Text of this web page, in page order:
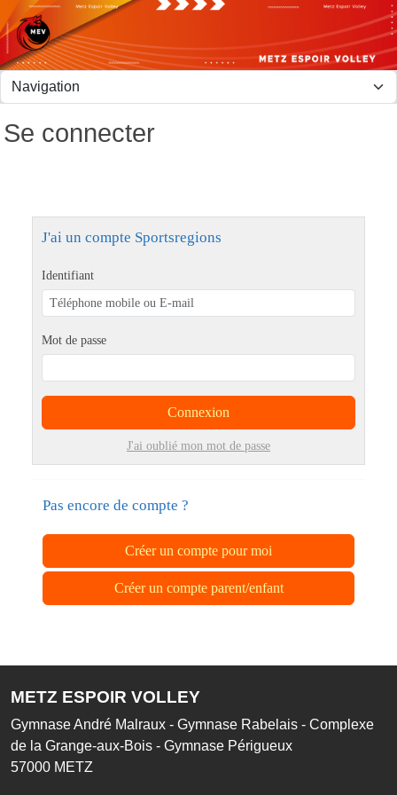
Se connecter
J'ai un compte Sportsregions
Identifiant
Mot de passe
Connexion
J'ai oublié mon mot de passe
Pas encore de compte ?
Créer un compte pour moi
Créer un compte parent/enfant
METZ ESPOIR VOLLEY
Gymnase André Malraux - Gymnase Rabelais - Complexe
de la Grange-aux-Bois - Gymnase Périgueux
57000 METZ
Panneau de gestion des cookies